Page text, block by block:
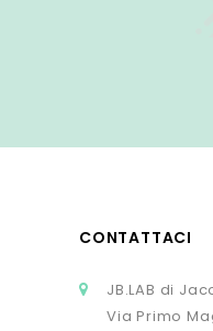
CONTATTACI
JB.LAB di
Via Primo